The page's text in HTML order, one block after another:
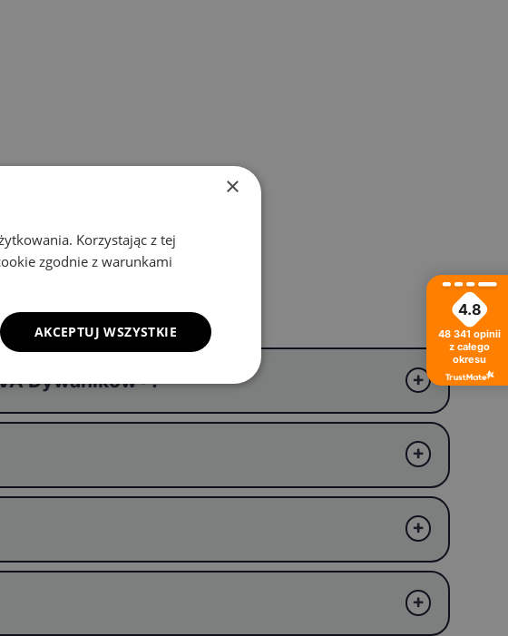
Dywaników®?
4.8
48 341 opinii
z całego
okresu
×
Korzystając z tej
zgodnie z warunkami
AKCEPTUJ WSZYSTKIE